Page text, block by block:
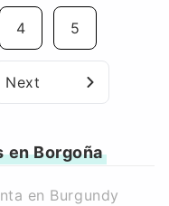
4 5
Next
en Borgoña
en Burgundy